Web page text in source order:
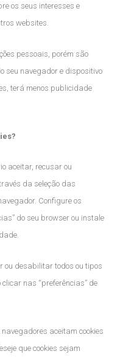
os seus interesses e
websites.
pessoais, porém são
seu navegador e dispositivo
terá menos publicidade
aceitar, recusar ou
da seleção das
Configure os
do seu browser ou instale
ou desabilitar todos ou tipos
nas “preferências” de
aceitam cookies
que cookies sejam